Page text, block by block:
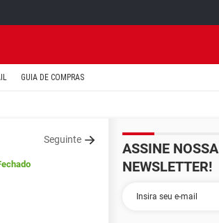
GUIA DE COMPRAS
Seguinte
ASSINE NOSSA
NEWSLETTER!